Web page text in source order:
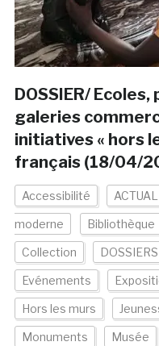
DOSSIER/
galeries
initiatives « hors
français (18/04/
Accessibilité
moderne Bibliothèque
Collection DOSSIERS
Evénements
Hors les murs
Monuments Musée